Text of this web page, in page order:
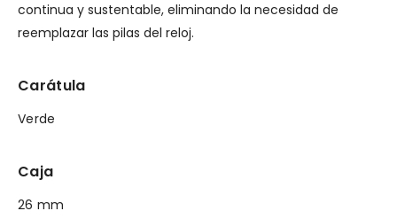
continua y sustentable, eliminando la necesidad de
reemplazar las pilas del reloj.
Carátula
Verde
Caja
26 mm